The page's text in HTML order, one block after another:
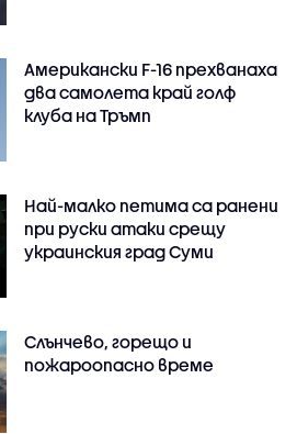
Американски F-16 прехванаха
два самолета край голф
клуба на Тръмп
Най-малко петима са ранени
при руски атаки срещу
украинския град Суми
Слънчево, горещо и
пожароопасно време